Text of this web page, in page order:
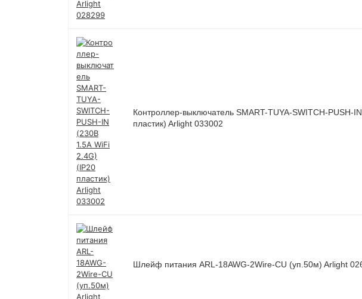
Контроллер-выключатель SMART-TUYA-SWITCH-PUSH-
пластик) Arlight 033002
Шлейф питания ARL-18AWG-2Wire-CU (уп.50м) Arlight